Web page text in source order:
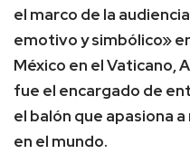
el marco de la
emotivo y simbólico»
México en el Vaticano,
fue el encargado de
el balón que apasiona
en el mundo.